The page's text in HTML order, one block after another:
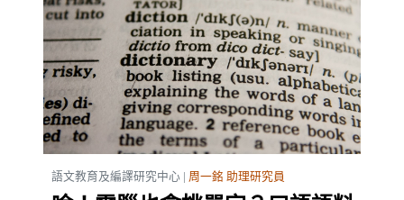
語文教育及編譯研究中心 | 周一銘 助理研究員